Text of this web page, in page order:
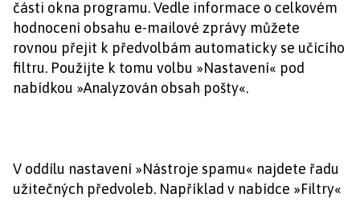
části okna programu. Vedle informace o celkovém
hodnocení obsahu e-mailové zprávy můžete
rovnou přejit k předvolbám automaticky se učícího
filtru. Použijte k tomu volbu »Nastavení« pod
nabídkou »Analyzován obsah pošty«.
V oddílu nastavení »Nástroje spamu« najdete řadu
užitečných předvoleb. Například v nabídce »Filtry«